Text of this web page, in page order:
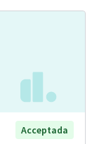
Acceptada